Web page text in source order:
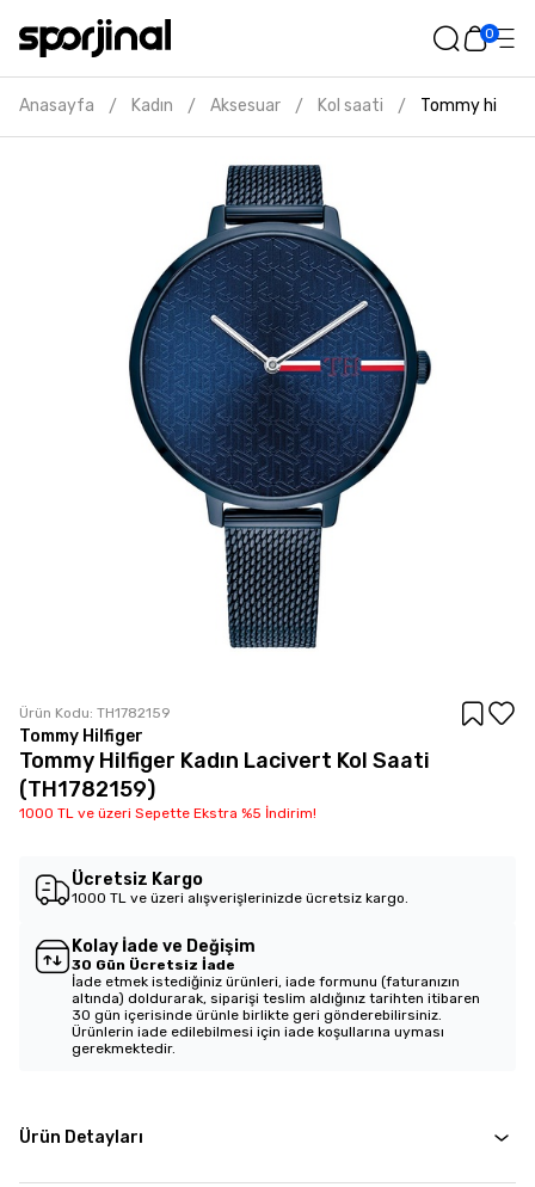
0
Anasayfa / Kadın / Aksesuar / Kol saati / Tommy
Ürün Kodu: TH1782159
Tommy Hilfiger
Tommy Hilfiger Kadın Lacivert Kol Saati
(TH1782159)
1000 TL ve üzeri Sepette Ekstra %5 İndirim!
Ücretsiz Kargo
1000 TL ve üzeri alışverişlerinizde ücretsiz kargo.
Kolay İade ve Değişim
30 Gün Ücretsiz İade
İade etmek istediğiniz ürünleri, iade formunu (faturanızın
altında) doldurarak, siparişi teslim aldığınız tarihten itibaren
30 gün içerisinde ürünle birlikte geri gönderebilirsiniz.
Ürünlerin iade edilebilmesi için iade koşullarına uyması
gerekmektedir.
Ürün Detayları